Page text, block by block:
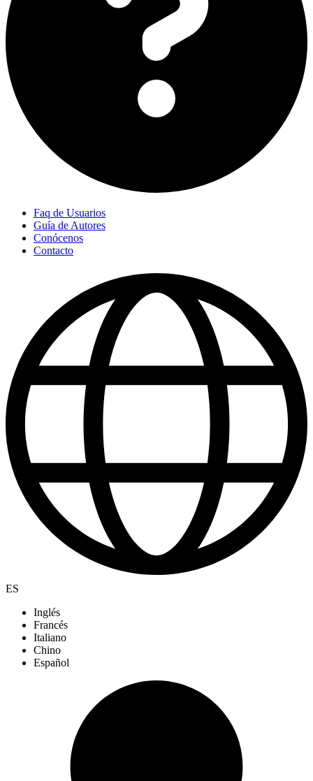
Faq de Usuarios
Guía de Autores
Conócenos
Contacto
ES
Inglés
Francés
Italiano
Chino
Español